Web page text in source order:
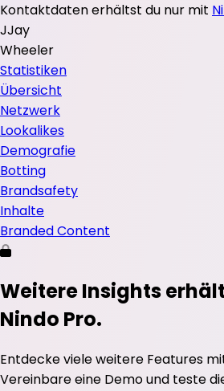
Kontaktdaten erhältst du nur mit
JJay
Wheeler
Statistiken
Übersicht
Netzwerk
Lookalikes
Demografie
Botting
Brandsafety
Inhalte
Branded Content
Weitere Insights
Nindo Pro.
Entdecke viele weitere Features
Vereinbare eine Demo und teste